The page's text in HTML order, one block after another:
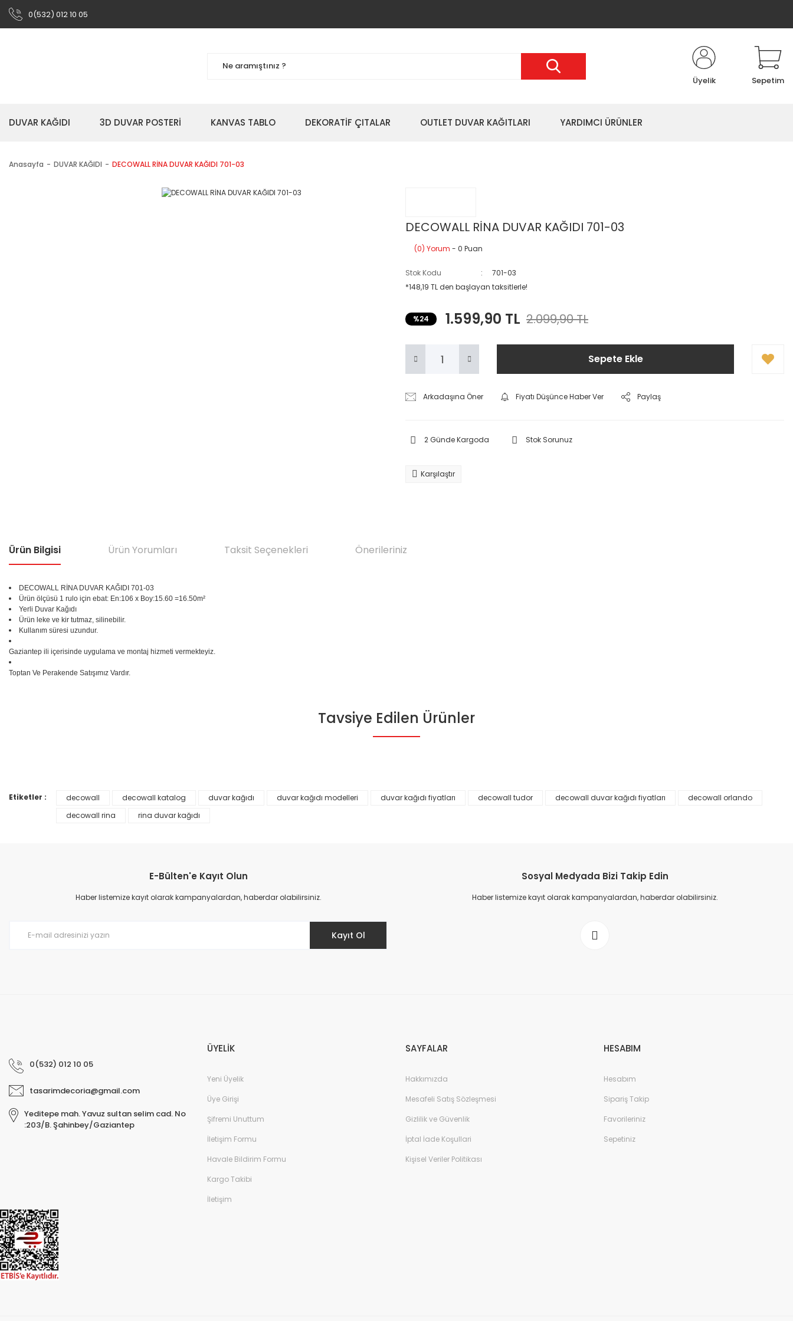
0(532) 012 10 05
Üyelik Sepetim
DUVAR KAĞIDI 3D DUVAR POSTERİ KANVAS TABLO DEKORATİF ÇITALAR OUTLET DUVAR KAĞITLARI YARDIMCI ÜRÜNLER
Anasayfa DUVAR KAĞIDI DECOWALL RİNA DUVAR KAĞIDI 701-03
DECOWALL RİNA DUVAR KAĞIDI 701-03
(0) Yorum - 0 Puan
Stok Kodu
701-03
*148,19 TL den başlayan taksitlerle!
%24 1.599,90 TL 2.099,90 TL
Sepete Ekle
Arkadaşına Öner Fiyatı Düşünce Haber Ver Paylaş
2 Günde Kargoda Stok Sorunuz
Karşılaştır
Ürün Bilgisi Ürün Yorumları Taksit Seçenekleri Önerileriniz
DECOWALL RİNA DUVAR KAĞIDI 701-03
Ürün ölçüsü 1 rulo için ebat: En:106 x Boy:15.60 =16.50m²
Yerli Duvar Kağıdı
Ürün leke ve kir tutmaz, silinebilir.
Kullanım süresi uzundur.
Gaziantep ili içerisinde uygulama ve montaj hizmeti vermekteyiz.
Toptan Ve Perakende Satışımız Vardır.
Bu ürüne ilk yorumu siz yapın!
Bu ürünün fiyat bilgisi, resim, ürün açıklamalarında ve diğer konularda yetersiz gördüğünüz noktaları öneri formunu kullanarak tarafımıza iletebilirsiniz.
Ürün bilgilerinde hatalar bulunuyor.
Tavsiye Edilen Ürünler
Prime ArtDECO Duvar Kağıdı Tutkalı 500 gr
Etiketler : decowall decowall katalog duvar kağıdı duvar kağıdı modelleri duvar kağıdı fiyatları decowall tudor decowall duvar kağıdı fiyatları
decowall orlando
decowall rina
rina duvar kağıdı
E-Bülten'e Kayıt Olun
Haber listemize kayıt olarak kampanyalardan, haberdar olabilirsiniz.
Kayıt Ol
Sosyal Medyada Bizi Takip Edin
Haber listemize kayıt olarak kampanyalardan, haberdar olabilirsiniz.
0(532) 012 10 05
tasarimdecoria@gmail.com
Yeditepe mah. Yavuz sultan selim cad. No
:203/B. Şahinbey/Gaziantep
ÜYELİK
Yeni Üyelik
Üye Girişi
Şifremi Unuttum
İletişim Formu
Havale Bildirim Formu
Kargo Takibi
İletişim
SAYFALAR
Hakkımızda
Mesafeli Satış Sözleşmesi
Gizlilik ve Güvenlik
İptal İade Koşullari
Kişisel Veriler Politikası
HESABIM
Hesabım
Sipariş Takip
Favorileriniz
Sepetiniz